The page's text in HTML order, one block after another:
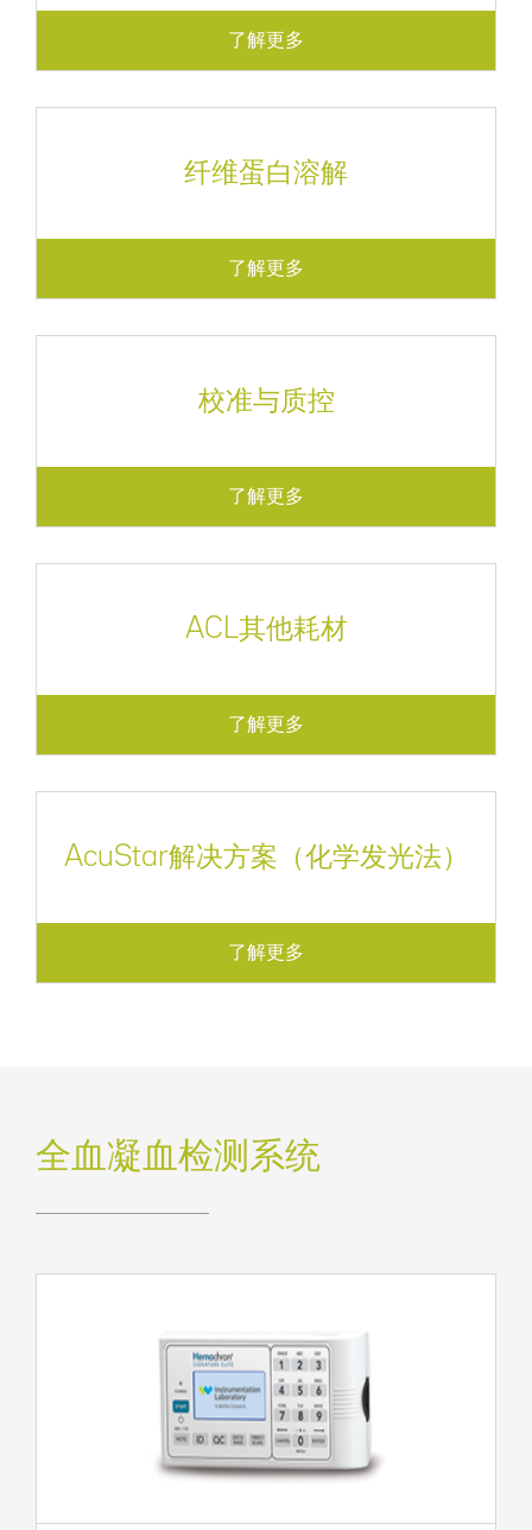
了解更多
纤维蛋白溶解
了解更多
校准与质控
了解更多
ACL其他耗材
了解更多
AcuStar解决方案（化学发光法）
了解更多
全血凝血检测系统